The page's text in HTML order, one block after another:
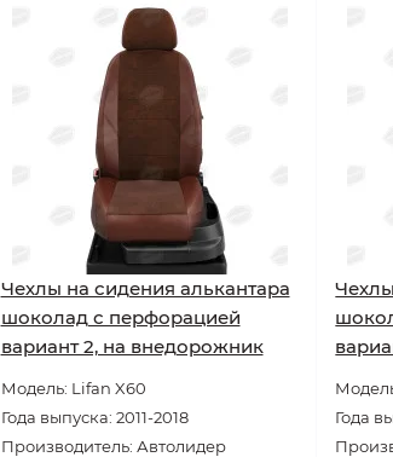
Чехлы на сидения алькантара
шоколад с перфорацией
вариант 2, на внедорожник
Модель: Lifan X60
Года выпуска: 2011-2018
Производитель: Автолидер
Года